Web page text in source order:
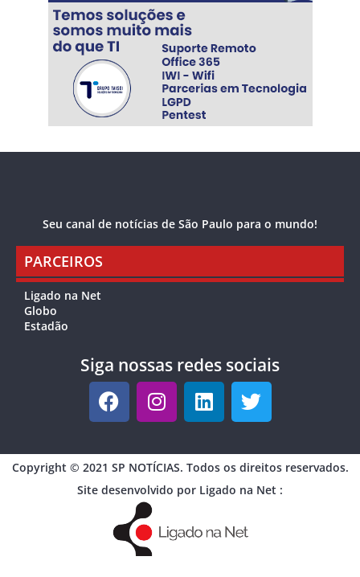
Seu canal de notícias de São Paulo para o mundo!
PARCEIROS
Ligado na Net
Globo
Estadão
Siga nossas redes sociais
Copyright © 2021 SP NOTÍCIAS. Todos os direitos reservados.
Site desenvolvido por Ligado na Net :